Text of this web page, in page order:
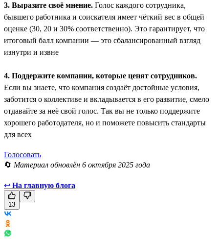
3. Выразите своё мнение. Голос каждого сотрудника,
бывшего работника и соискателя имеет чёткий вес в общей
оценке (30, 20 и 30% соответственно). Это гарантирует, что
итоговый балл компании — это сбалансированный взгляд
изнутри и извне
4. Поддержите компании, которые ценят сотрудников.
Если вы знаете, что компания создаёт достойные условия,
заботится о коллективе и вкладывается в его развитие, смело
отдавайте за неё свой голос. Так вы не только поддержите
хорошего работодателя, но и поможете повысить стандарты
для всех
Голосовать
🔄 Материал обновлён 6 октября 2025 года
↩ На главную блога
13